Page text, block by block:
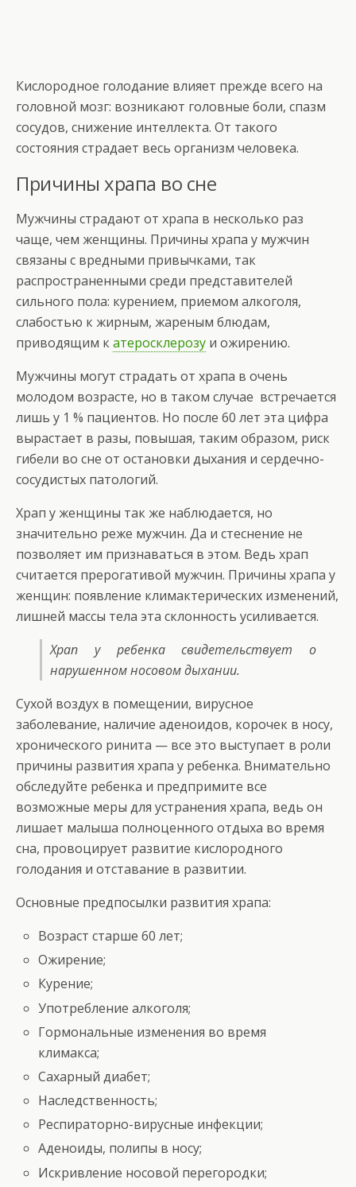
Кислородное голодание влияет прежде всего на
головной мозг: возникают головные боли, спазм
сосудов, снижение интеллекта. От такого
состояния страдает весь организм человека.
Причины храпа во сне
Мужчины страдают от храпа в несколько раз
чаще, чем женщины. Причины храпа у мужчин
связаны с вредными привычками, так
распространенными среди представителей
сильного пола: курением, приемом алкоголя,
слабостью к жирным, жареным блюдам,
приводящим катеросклерозу и ожирению.
Мужчины могут страдать от храпа в очень
молодом возрасте, но в таком случае встречается
лишь у 1 % пациентов. Но после 60 лет эта цифра
вырастает в разы, повышая, таким образом, риск
гибели во сне от остановки дыхания и сердечно-
сосудистых патологий.
Храп у женщины так же наблюдается, но
значительно реже мужчин. Да и стеснение не
позволяет им признаваться в этом. Ведь храп
считается прерогативой мужчин. Причины храпа у
женщин: появление климактерических изменений,
лишней массы тела эта склонность усиливается.
Храп у ребенка свидетельствует о
нарушенном носовом дыхании.
Сухой воздух в помещении, вирусное
заболевание, наличие аденоидов, корочек в носу,
хронического ринита — все это выступает в роли
причины развития храпа у ребенка. Внимательно
обследуйте ребенка и предпримите все
возможные меры для устранения храпа, ведь он
лишает малыша полноценного отдыха во время
сна, провоцирует развитие кислородного
голодания и отставание в развитии.
Основные предпосылки развития храпа:
Возраст старше 60 лет;
Ожирение;
Курение;
Употребление алкоголя;
Гормональные изменения во время
климакса;
Сахарный диабет;
Наследственность;
Респираторно-вирусные инфекции;
Аденоиды, полипы в носу;
Искривление носовой перегородки;